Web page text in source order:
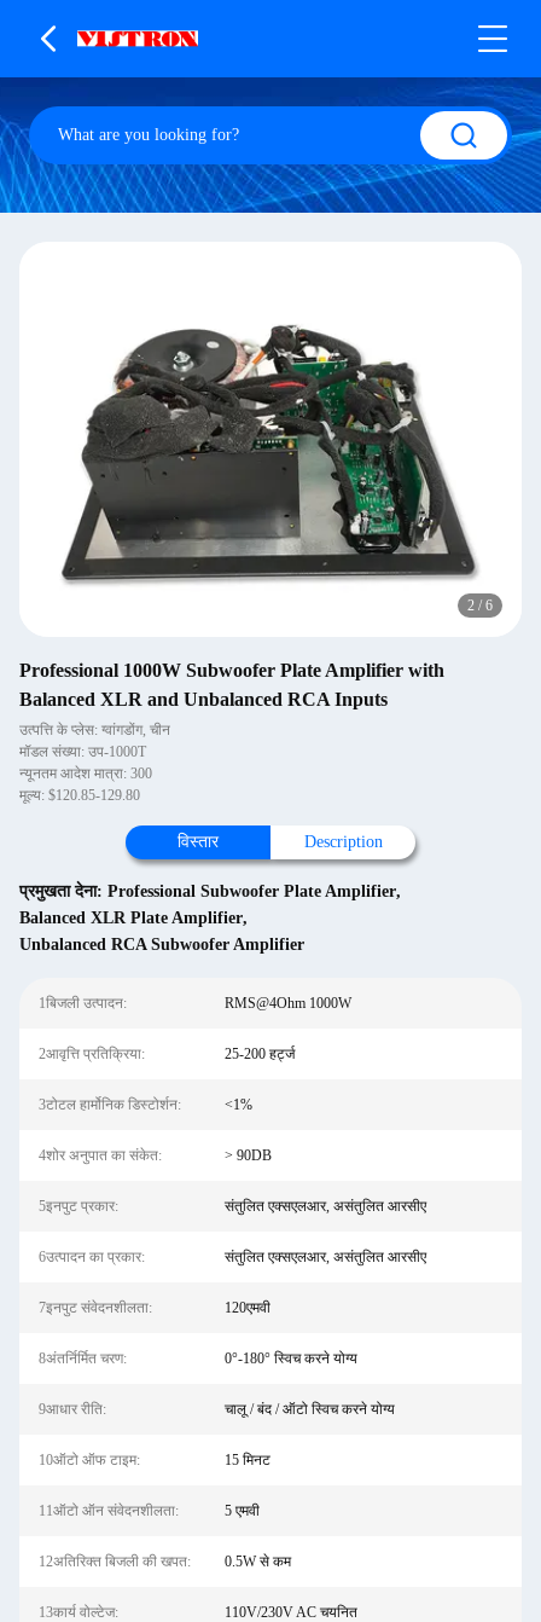
2 / 6
Professional 1000W Subwoofer Plate Amplifier with
Balanced XLR and Unbalanced RCA Inputs
उत्पत्ति के प्लेस: ग्वांगडोंग, चीन
मॉडल संख्या: उप-1000T
न्यूनतम आदेश मात्रा: 300
मूल्य: $120.85-129.80
विस्तार Description
प्रमुखता देना: Professional Subwoofer Plate Amplifier,
Balanced XLR Plate Amplifier,
Unbalanced RCA Subwoofer Amplifier
1बिजली उत्पादन: RMS@4Ohm 1000W
2आवृत्ति प्रतिक्रिया: 25-200 हर्ट्ज
3टोटल हार्मोनिक डिस्टोर्शन: <1%
4शोर अनुपात का संकेत: > 90DB
5इनपुट प्रकार: संतुलित एक्सएलआर, असंतुलित आरसीए
6उत्पादन का प्रकार: संतुलित एक्सएलआर, असंतुलित आरसीए
7इनपुट संवेदनशीलता: 120एमवी
8अंतर्निर्मित चरण: 0°-180° स्विच करने योग्य
9आधार रीति: चालू / बंद / ऑटो स्विच करने योग्य
10ऑटो ऑफ टाइम: 15 मिनट
11ऑटो ऑन संवेदनशीलता: 5 एमवी
12अतिरिक्त बिजली की खपत: 0.5W से कम
13कार्य वोल्टेज: 110V/230V AC चयनित